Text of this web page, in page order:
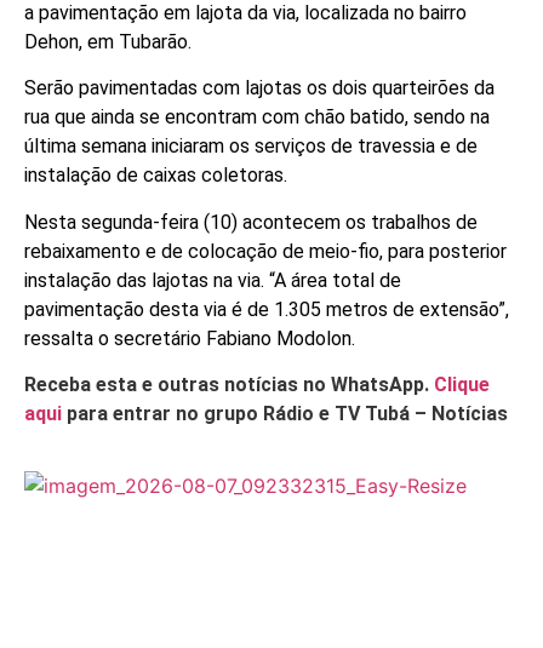
a pavimentação em lajota da via, localizada no bairro
Dehon, em Tubarão.
Serão pavimentadas com lajotas os dois quarteirões da
rua que ainda se encontram com chão batido, sendo na
última semana iniciaram os serviços de travessia e de
instalação de caixas coletoras.
Nesta segunda-feira (10) acontecem os trabalhos de
rebaixamento e de colocação de meio-fio, para posterior
instalação das lajotas na via. “A área total de
pavimentação desta via é de 1.305 metros de extensão”,
ressalta o secretário Fabiano Modolon.
Receba esta e outras notícias no WhatsApp. Clique
aqui para entrar no grupo Rádio e TV Tubá – Notícias